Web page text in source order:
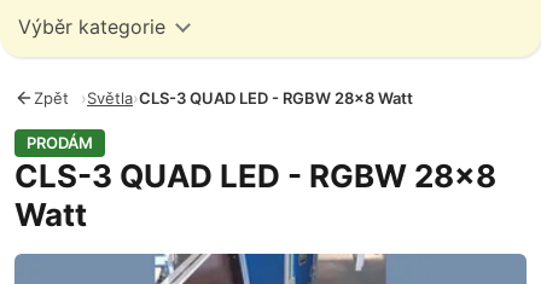
Výběr kategorie
Zpět ›Světla›CLS-3 QUAD LED - RGBW 28x8 Watt
PRODÁM
CLS-3 QUAD LED - RGBW 28x8
Watt
Fotografie